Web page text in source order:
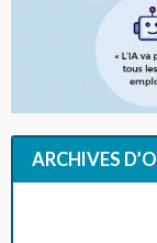
ARCHIVES